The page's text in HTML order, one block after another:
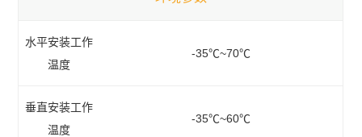
水平安装工作
温度
-35℃~70℃
垂直安装工作
温度
-35℃~60℃